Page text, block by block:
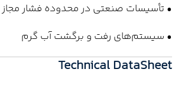
• تأسیسات صنعتی در محدوده فشار مجاز
• سیستم‌های رفت و برگشت آب گرم
Technical DataSheet